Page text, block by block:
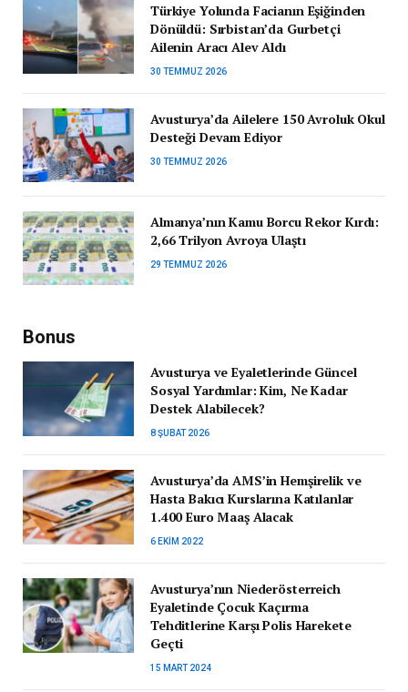
Türkiye Yolunda Facianın Eşiğinden
Dönüldü: Sırbistan’da Gurbetçi
Ailenin Aracı Alev Aldı
30 TEMMUZ 2026
Avusturya’da Ailelere 150 Avroluk Okul
Desteği Devam Ediyor
30 TEMMUZ 2026
Almanya’nın Kamu Borcu Rekor Kırdı:
2,66 Trilyon Avroya Ulaştı
29 TEMMUZ 2026
Bonus
Avusturya ve Eyaletlerinde Güncel
Sosyal Yardımlar: Kim, Ne Kadar
Destek Alabilecek?
8 ŞUBAT 2026
Avusturya’da AMS’in Hemşirelik ve
Hasta Bakıcı Kurslarına Katılanlar
1.400 Euro Maaş Alacak
6 EKIM 2022
Avusturya’nın Niederösterreich
Eyaletinde Çocuk Kaçırma
Tehditlerine Karşı Polis Harekete
Geçti
15 MART 2024